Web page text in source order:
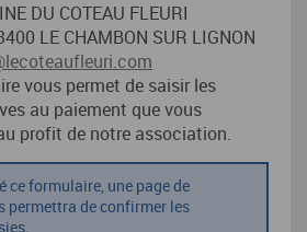
DU COTEAU FLEURI
LE CHAMBON SUR LIGNON
vous permet de saisir les
au paiement que vous
profit de notre association.
ce formulaire, une page de
permettra de confirmer les